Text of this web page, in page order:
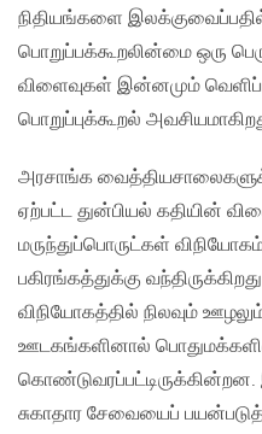
நிதியங்களை
பொறுப்பக்கூறலின்மை ஒரு
விளைவுகள் இன்னமும்
பொறுப்புக்கூறல்
அரசாங்க
ஏற்பட்ட துன்பியல் கதியின்
மருந்துப்பொருட்கள்
பகிரங்கத்துக்கு
விநியோகத்தில் நிலவும்
ஊடகங்களினால்
சுகாதார சேவையைப்